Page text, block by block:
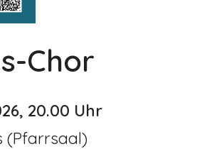
Chor
20.00 Uhr
(Pfarrsaal)